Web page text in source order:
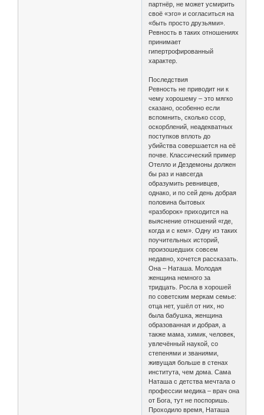
партнёр, не может усмирить
своё «эго» и согласиться на
«быть просто друзьями».
Ревность в таких отношениях
принимает
гипертрофированный
характер.
Последствия
Ревность не приводит ни к
чему хорошему – это мягко
сказано, особенно если
вспомнить, сколько ссор,
оскорблений, неадекватных
поступков вплоть до
убийства совершается на её
почве. Классический пример
Отелло и Дездемоны должен
бы раз и навсегда
образумить ревнивцев,
однако, и по сей день добрая
половина бытовых
«разборок» приходится на
выяснение отношений «где,
когда и с кем». Одну из таких
поучительных историй,
произошедших совсем
недавно, хочется рассказать.
Она – Наташа. Молодая
женщина немного за
тридцать. Росла в хорошей
по советским меркам семье:
отца нет, ушёл от них, но
была бабушка, женщина
образованная и добрая, а
также мама, химик, человек,
увлечённый наукой, со
степенями и званиями,
живущая больше в стенах
института, чем дома. Сама
Наташа с детства мечтала о
профессии медика – врач она
от Бога, тут не поспоришь.
Проходило время, Наташа